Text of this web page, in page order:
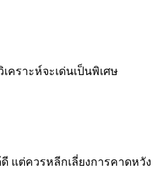
คราะห์จะเด่นเป็นพิเศษ
แต่ควรหลีกเลี่ยงการคาดหวัง